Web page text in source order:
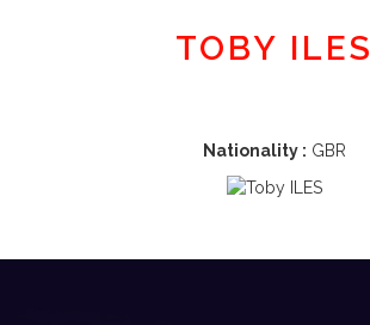
TOBY ILES
Nationality : GBR